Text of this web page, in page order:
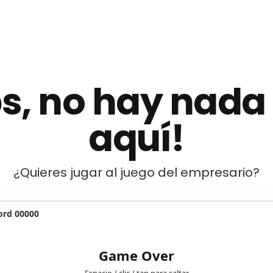
no hay
aquí!
¿Quieres jugar al juego del empresario?